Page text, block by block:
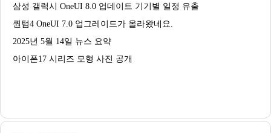
삼성 갤럭시 OneUI 8.0 업데이트 기기별 일정 유출
퀀텀4 OneUI 7.0 업그레이드가 올라왔네요.
2025년 5월 14일 뉴스 요약
아이폰17 시리즈 모형 사진 공개